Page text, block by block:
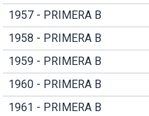
1957 - PRIMERA B
1958 - PRIMERA B
1959 - PRIMERA B
1960 - PRIMERA B
1961 - PRIMERA B